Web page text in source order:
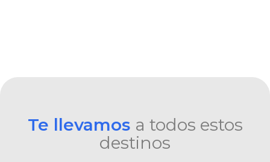
Te llevamos a todos estos
destinos